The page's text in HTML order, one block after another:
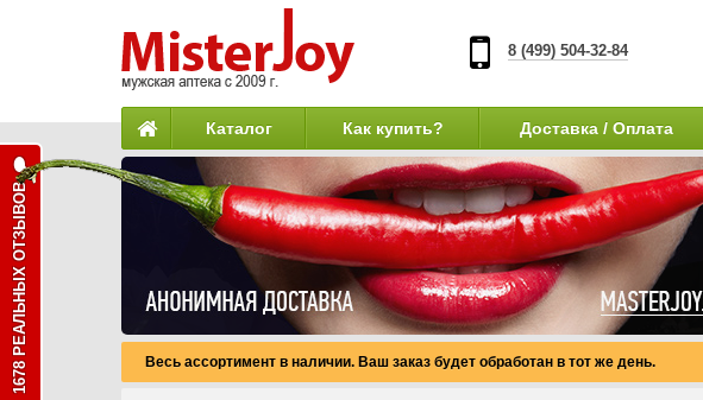
8 (499) 504-32-84
Каталог Как купить? Доставка / Оплата
Весь ассортимент в наличии. Ваш заказ будет обработан в тот же день.
1678 РЕАЛЬНЫХ ОТЗЫВОВ